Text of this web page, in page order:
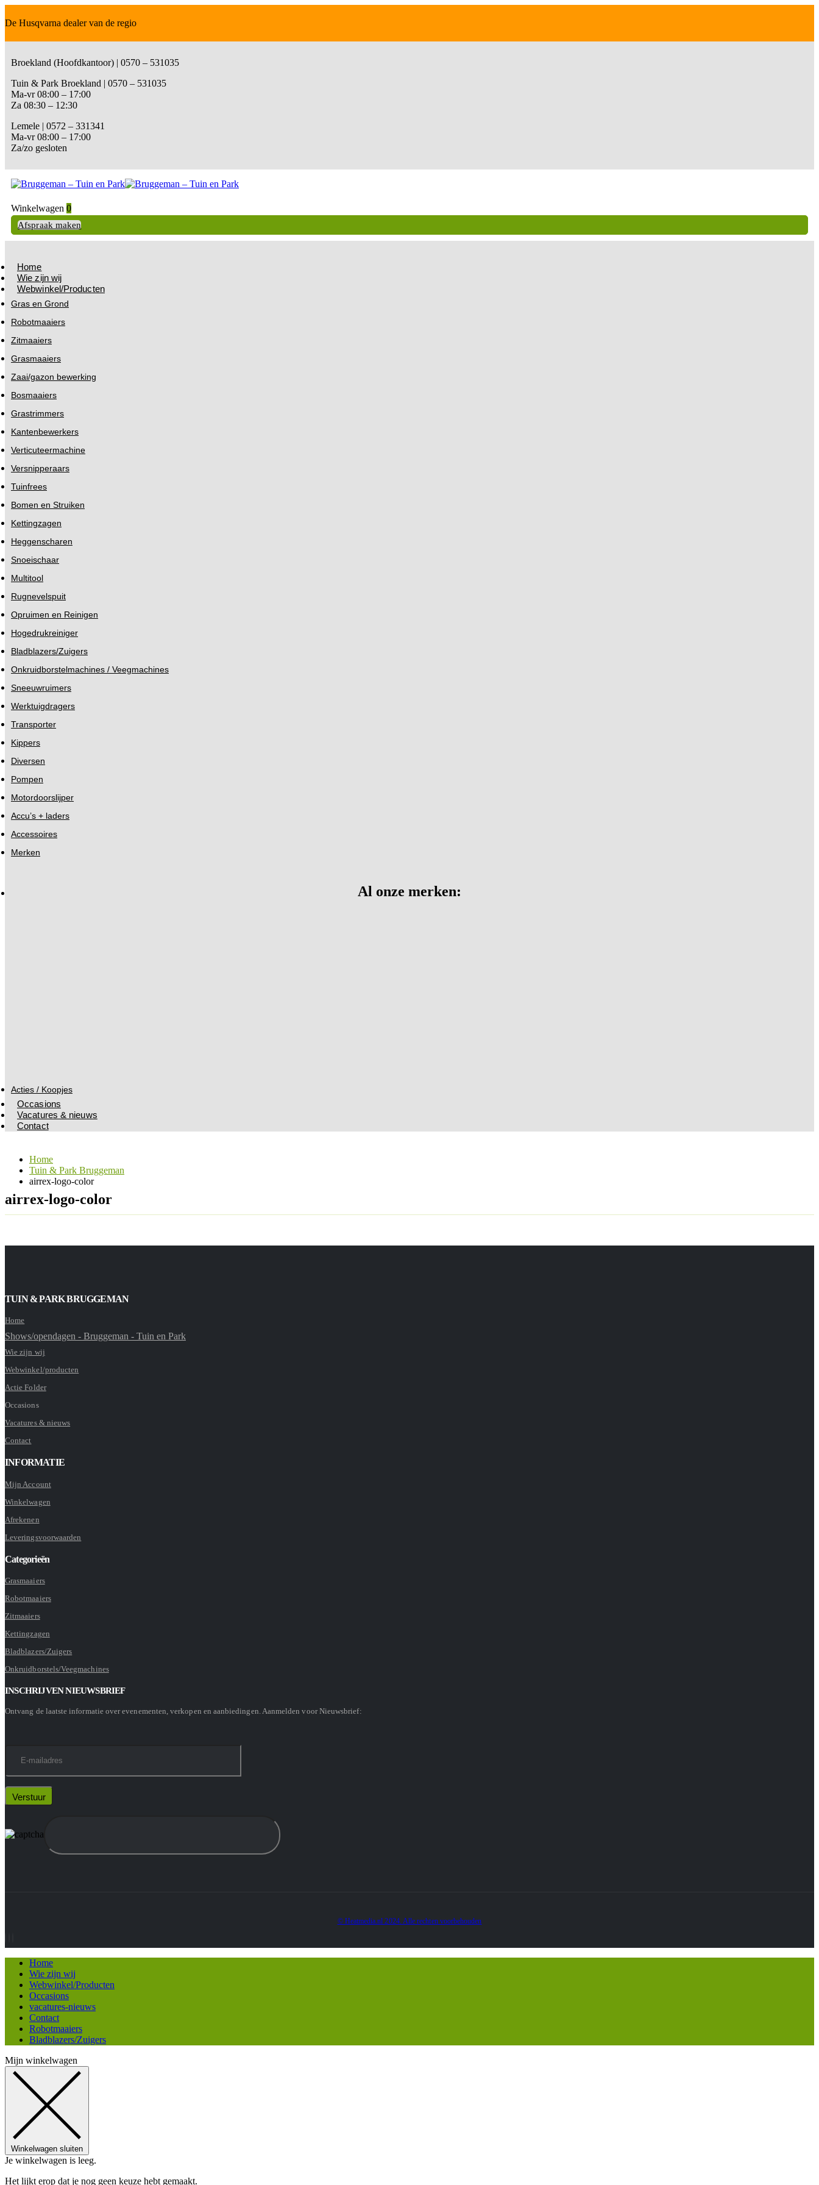
De Husqvarna dealer van de regio
Broekland (Hoofdkantoor) | 0570 – 531035
Tuin & Park Broekland | 0570 – 531035
Ma-vr 08:00 – 17:00
Za 08:30 – 12:30
Lemele | 0572 – 331341
Ma-vr 08:00 – 17:00
Za/zo gesloten
Winkelwagen 0
Afspraak maken
Home
Wie zijn wij
Webwinkel/Producten
Gras en Grond
Robotmaaiers
Zitmaaiers
Grasmaaiers
Zaai/gazon bewerking
Bosmaaiers
Grastrimmers
Kantenbewerkers
Verticuteermachine
Versnipperaars
Tuinfrees
Bomen en Struiken
Kettingzagen
Heggenscharen
Snoeischaar
Multitool
Rugnevelspuit
Opruimen en Reinigen
Hogedrukreiniger
Bladblazers/Zuigers
Onkruidborstelmachines / Veegmachines
Sneeuwruimers
Werktuigdragers
Transporter
Kippers
Diversen
Pompen
Motordoorslijper
Accu’s + laders
Accessoires
Merken
Al onze merken:
Acties / Koopjes
Occasions
Vacatures & nieuws
Contact
Home
Tuin & Park Bruggeman
airrex-logo-color
airrex-logo-color
TUIN & PARK BRUGGEMAN
Home
Shows/opendagen - Bruggeman - Tuin en Park
Wie zijn wij
Webwinkel/producten
Actie Folder
Occasions
Vacatures & nieuws
Contact
INFORMATIE
Mijn Account
Winkelwagen
Afrekenen
Leveringsvoorwaarden
Categorieën
Grasmaaiers
Robotmaaiers
Zitmaaiers
Kettingzagen
Bladblazers/Zuigers
Onkruidborstels/Veegmachines
INSCHRIJVEN NIEUWSBRIEF
Ontvang de laatste informatie over evenementen, verkopen en aanbiedingen. Aanmelden voor Nieuwsbrief:
© Heatmedia.nl 2024. Alle rechten voorbehouden
Home
Wie zijn wij
Webwinkel/Producten
Occasions
vacatures-nieuws
Contact
Robotmaaiers
Bladblazers/Zuigers
Mijn winkelwagen
Winkelwagen sluiten
Je winkelwagen is leeg.
Het lijkt erop dat je nog geen keuze hebt gemaakt.